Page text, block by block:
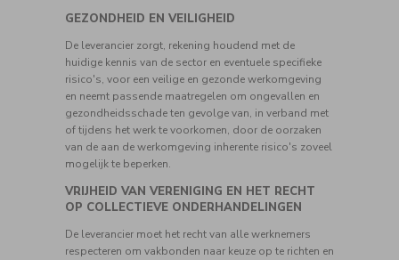
GEZONDHEID EN VEILIGHEID
De leverancier zorgt, rekening houdend met de
huidige kennis van de sector en eventuele specifieke
risico's, voor een veilige en gezonde werkomgeving
en neemt passende maatregelen om ongevallen en
gezondheidsschade ten gevolge van, in verband met
of tijdens het werk te voorkomen, door de oorzaken
van de aan de werkomgeving inherente risico's zoveel
mogelijk te beperken.
VRIJHEID VAN VERENIGING EN HET RECHT
OP COLLECTIEVE ONDERHANDELINGEN
De leverancier moet het recht van alle werknemers
respecteren om vakbonden naar keuze op te richten en